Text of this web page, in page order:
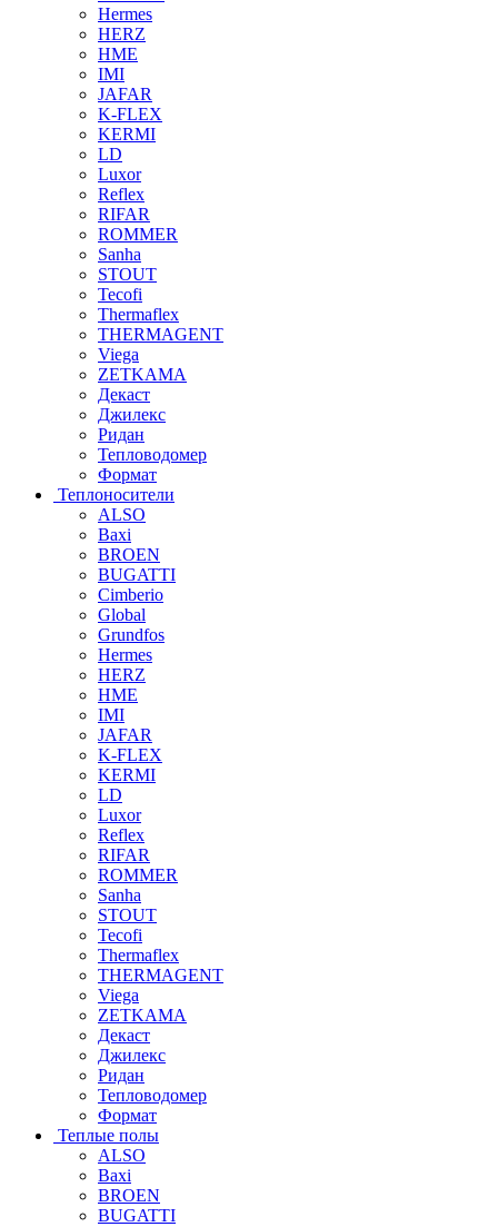
Hermes
HERZ
HME
IMI
JAFAR
K-FLEX
KERMI
LD
Luxor
Reflex
RIFAR
ROMMER
Sanha
STOUT
Tecofi
Thermaflex
THERMAGENT
Viega
ZETKAMA
Декаст
Джилекс
Ридан
Тепловодомер
Формат
Теплоносители
ALSO
Baxi
BROEN
BUGATTI
Cimberio
Global
Grundfos
Hermes
HERZ
HME
IMI
JAFAR
K-FLEX
KERMI
LD
Luxor
Reflex
RIFAR
ROMMER
Sanha
STOUT
Tecofi
Thermaflex
THERMAGENT
Viega
ZETKAMA
Декаст
Джилекс
Ридан
Тепловодомер
Формат
Теплые полы
ALSO
Baxi
BROEN
BUGATTI